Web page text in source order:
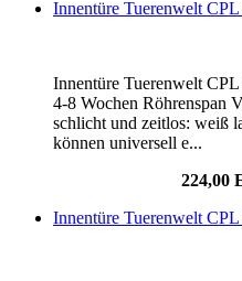
Innentüre Tuerenwelt
Innentüre Tuerenwelt
4-8 Wochen Röhrenspan
schlicht und zeitlos: weiß
können universell e...
224,00
Innentüre Tuerenwelt